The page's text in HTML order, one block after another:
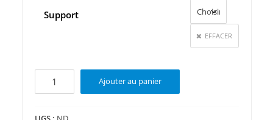
Support
EFFACER
quantité
Ajouter au panier